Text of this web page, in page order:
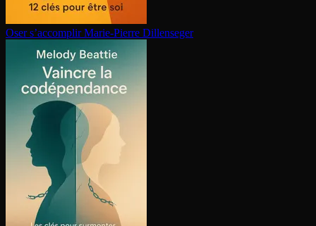
Oser s’accomplir Marie-Pierre Dillenseger